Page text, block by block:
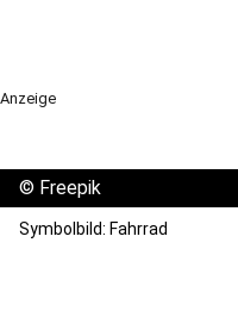
Anzeige
© Freepik
Symbolbild: Fahrrad